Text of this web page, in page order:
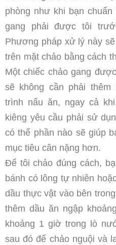
phòng như khi bạn
gang phải được tôi
Phương pháp xử lý này
trên mặt chảo bằng cách
Một chiếc chảo gang
sẽ không cần phải
trình nấu ăn, ngay cả
kiêng yêu cầu phải sử
có thể phần nào sẽ giúp
mục tiêu cân nặng hơn.
Để tôi chảo đúng cách,
bánh có lông tự nhiên
dầu thực vật vào bên
thêm dầu ăn ngập
khoảng 1 giờ trong lò
sau đó để chảo nguội và